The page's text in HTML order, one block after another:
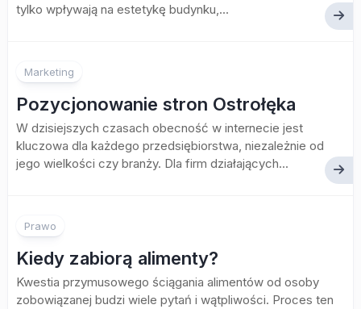
tylko wpływają na estetykę budynku,...
Marketing
Pozycjonowanie stron Ostrołęka
W dzisiejszych czasach obecność w internecie jest
kluczowa dla każdego przedsiębiorstwa, niezależnie od
jego wielkości czy branży. Dla firm działających...
Prawo
Kiedy zabiorą alimenty?
Kwestia przymusowego ściągania alimentów od osoby
zobowiązanej budzi wiele pytań i wątpliwości. Proces ten